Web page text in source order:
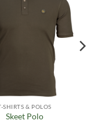
Toevoegen
aan
verlanglijst
SHIRTS & POLOS
Skeet Polo